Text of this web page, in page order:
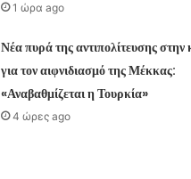
1 ώρα ago
Νέα πυρά της αντιπολίτευσης
για τον αιφνιδιασμό της Μέκκας:
«Αναβαθμίζεται η Τουρκία»
4 ώρες ago